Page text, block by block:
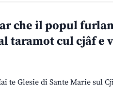
che il popul
taramot cul cjâf e
te Glesie di Sante Marie sul